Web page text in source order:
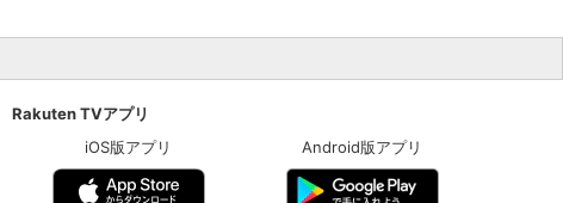
Rakuten TVアプリ
iOS版アプリ
Android版アプリ